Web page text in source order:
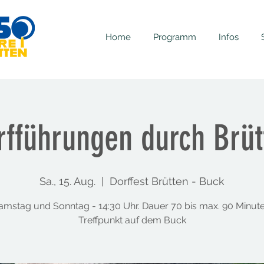
Home Programm Infos
durch
Sa., 15. Aug. Dorffest Brütten - Buck
und Sonntag - 14:30 Uhr. Dauer 70 bis max. 90
Treffpunkt auf dem Buck